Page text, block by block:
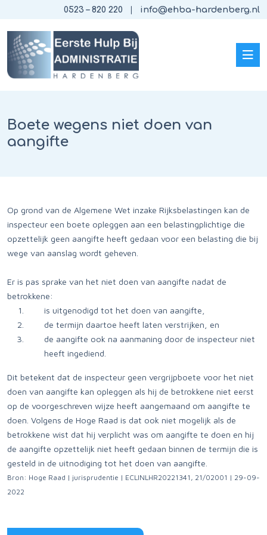
0523 – 820 220 info@ehba-hardenberg.nl
Boete wegens niet doen van
aangifte
Op grond van de Algemene Wet inzake Rijksbelastingen kan de
inspecteur een boete opleggen aan een belastingplichtige die
opzettelijk geen aangifte heeft gedaan voor een belasting die bij
wege van aanslag wordt geheven.
Er is pas sprake van het niet doen van aangifte nadat de
betrokkene:
is uitgenodigd tot het doen van aangifte,
de termijn daartoe heeft laten verstrijken, en
de aangifte ook na aanmaning door de inspecteur niet
heeft ingediend.
Dit betekent dat de inspecteur geen vergrijpboete voor het niet
doen van aangifte kan opleggen als hij de betrokkene niet eerst
op de voorgeschreven wijze heeft aangemaand om aangifte te
doen. Volgens de Hoge Raad is dat ook niet mogelijk als de
betrokkene wist dat hij verplicht was om aangifte te doen en hij
de aangifte opzettelijk niet heeft gedaan binnen de termijn die is
gesteld in de uitnodiging tot het doen van aangifte.
Bron: Hoge Raad | jurisprudentie | ECLINLHR20221341, 21/02001 | 29-09-
2022